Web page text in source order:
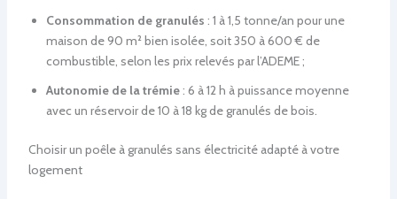
Consommation de granulés : 1 à 1,5 tonne/an pour une
maison de 90 m² bien isolée, soit 350 à 600 € de
combustible, selon les prix relevés par l’ADEME ;
Autonomie de la trémie: 6 à 12 h à puissance moyenne
avec un réservoir de 10 à 18 kg de granulés de bois.
Choisir un poêle à granulés sans électricité adapté à votre
logement